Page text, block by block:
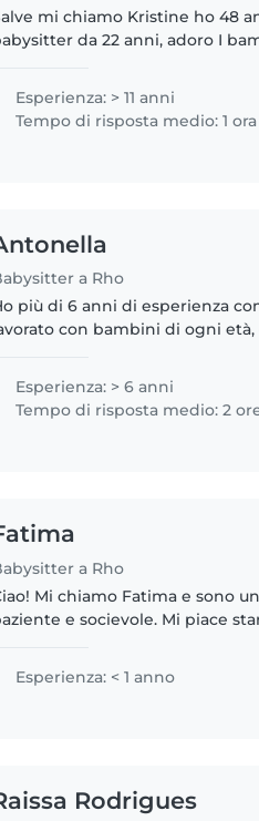
mi chiamo Kristine ho 48
da 22 anni, adoro I
Esperienza: > 11 anni
Tempo di risposta medio: 1 ora
a Rho
più di 6 anni di esperienza
con bambini di ogni
calma e premurosa,..
Esperienza: > 6 anni
Tempo di risposta medio: 2
a Rho
Mi chiamo Fatima e sono
e socievole. Mi piace
persona affidabile,..
Esperienza: < 1 anno
Rodrigues